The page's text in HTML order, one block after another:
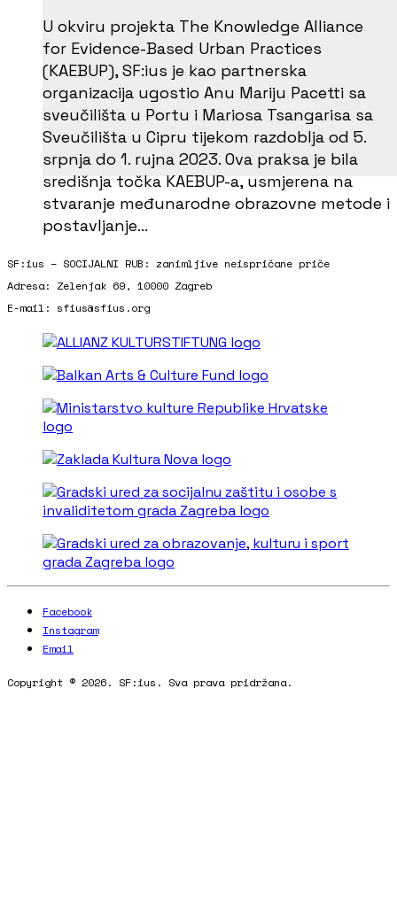
U okviru projekta The Knowledge Alliance
for Evidence-Based Urban Practices
(KAEBUP), SF:ius je kao partnerska
organizacija ugostio Anu Mariju Pacetti sa
sveučilišta u Portu i Mariosa Tsangarisa sa
Sveučilišta u Cipru tijekom razdoblja od 5.
srpnja do 1. rujna 2023. Ova praksa je bila
središnja točka KAEBUP-a, usmjerena na
stvaranje međunarodne obrazovne metode i
postavljanje…
SF:ius – SOCIJALNI RUB: zanimljive neispričane priče
Adresa: Zelenjak 69, 10000 Zagreb
E-mail: sfius@sfius.org
Facebook
Instagram
Email
Copyright © 2026. SF:ius. Sva prava pridržana.